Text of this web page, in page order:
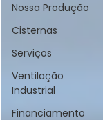
Nossa Produção
Cisternas
Serviços
Ventilação
Industrial
Financiamento